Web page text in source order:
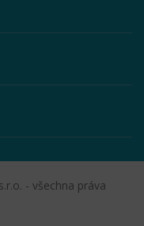
- všechna práva